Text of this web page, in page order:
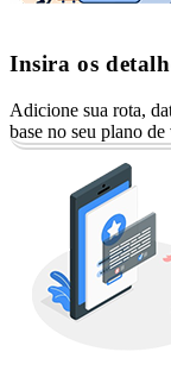
Insira os
Adicione sua rota,
base no seu plano de